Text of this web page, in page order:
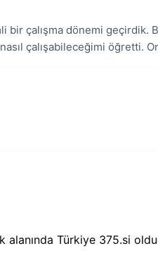
bir çalışma dönemi geçirdik.
çalışabileceğimi öğretti.
alanında Türkiye 375.si